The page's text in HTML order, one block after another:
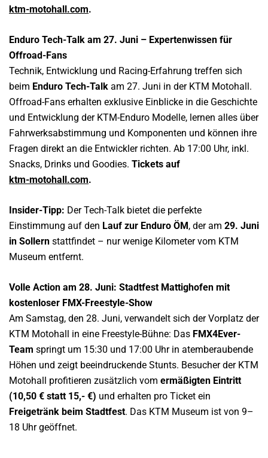
ktm-motohall.com.
Enduro Tech-Talk am 27. Juni – Expertenwissen für
Offroad-Fans
Technik, Entwicklung und Racing-Erfahrung treffen sich
beim Enduro Tech-Talk am 27. Juni in der KTM Motohall.
Offroad-Fans erhalten exklusive Einblicke in die Geschichte
und Entwicklung der KTM-Enduro Modelle, lernen alles über
Fahrwerksabstimmung und Komponenten und können ihre
Fragen direkt an die Entwickler richten. Ab 17:00 Uhr, inkl.
Snacks, Drinks und Goodies. Tickets auf
ktm-motohall.com.
Insider-Tipp: Der Tech-Talk bietet die perfekte
Einstimmung auf den Lauf zur Enduro ÖM, der am 29. Juni
in Sollern stattfindet – nur wenige Kilometer vom KTM
Museum entfernt.
Volle Action am 28. Juni: Stadtfest Mattighofen mit
kostenloser FMX-Freestyle-Show
Am Samstag, den 28. Juni, verwandelt sich der Vorplatz der
KTM Motohall in eine Freestyle-Bühne: Das FMX4Ever-
Team springt um 15:30 und 17:00 Uhr in atemberaubende
Höhen und zeigt beeindruckende Stunts. Besucher der KTM
Motohall profitieren zusätzlich vom ermäßigten Eintritt
(10,50 € statt 15,- €) und erhalten pro Ticket ein
Freigetränk beim Stadtfest. Das KTM Museum ist von 9–
18 Uhr geöffnet.